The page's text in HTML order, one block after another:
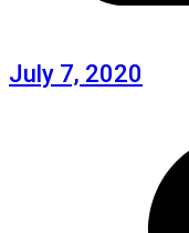
July 7, 2020